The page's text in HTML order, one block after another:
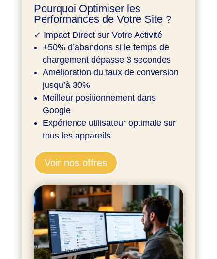
Pourquoi Optimiser les
Performances de Votre Site ?
✓ Impact Direct sur Votre Activité
+50% d’abandons si le temps de
chargement dépasse 3 secondes
Amélioration du taux de conversion
jusqu’à 30%
Meilleur positionnement dans
Google
Expérience utilisateur optimale sur
tous les appareils
Voir nos offres